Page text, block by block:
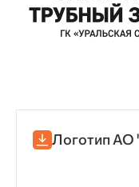
Логотип АО